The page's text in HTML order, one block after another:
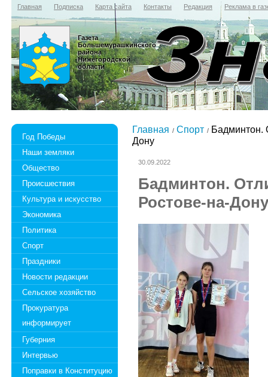
Главная Подписка Карта сайта Контакты Редакция Реклама в
Газета
Большемурашкинского
района
Нижегородской
области
Год Победы
Наши земляки
Общество
Происшествия
Культура и искусство
Экономика
Политика
Спорт
Праздники
Новости редакции
Сельское хозяйство
Прокуратура
информирует
Губерния
Интервью
Поправки в Конституцию
Главная Спорт
Бадминтон.
Дону
30.09.2022
Бадминтон.
Ростове-на-Дону